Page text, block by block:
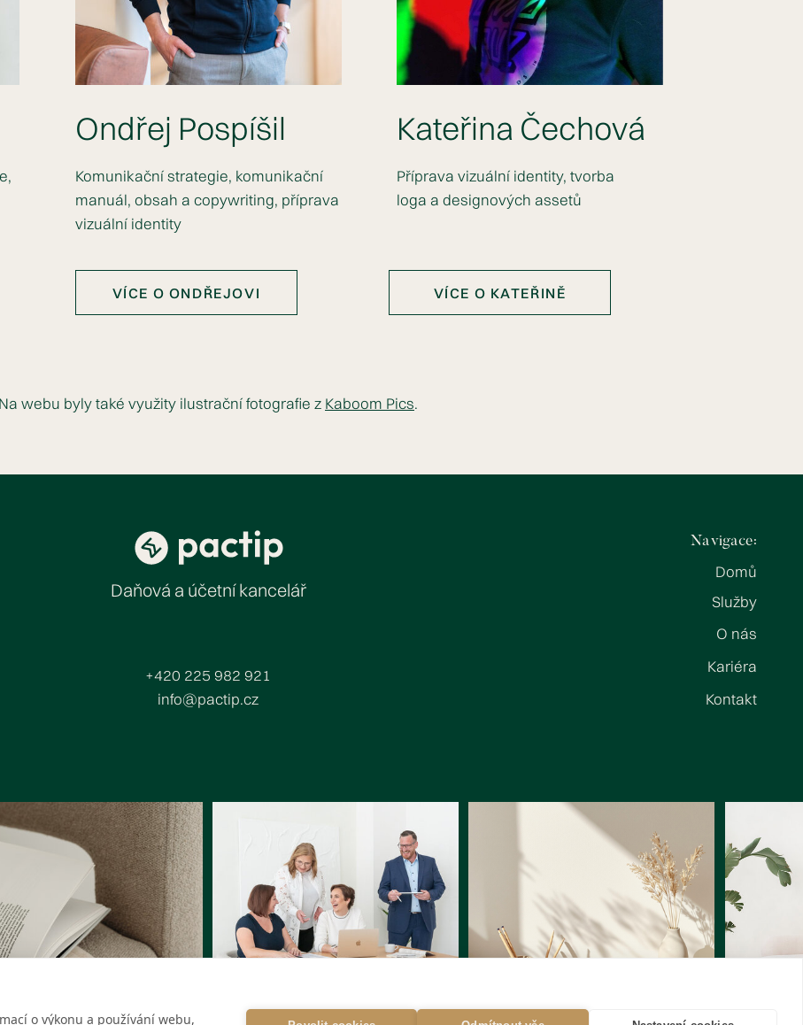
Na webu byly také využity ilustrační fotografie z Kaboom Pics.
VÍCE O KATEŘINĚ
Příprava vizuální identity, tvorba
loga a designových assetů
Kateřina Čechová
VÍCE O ONDŘEJOVI
Komunikační strategie, komunikační
manuál, obsah a copywriting, příprava
vizuální identity
Ondřej Pospíšil
Placeholder
Navigace:
+420 225 982 921
info@pactip.cz
Kontakt
Kariéra
O nás
Služby
Domů
Daňová a účetní kancelář
o výkonu a používání webu,